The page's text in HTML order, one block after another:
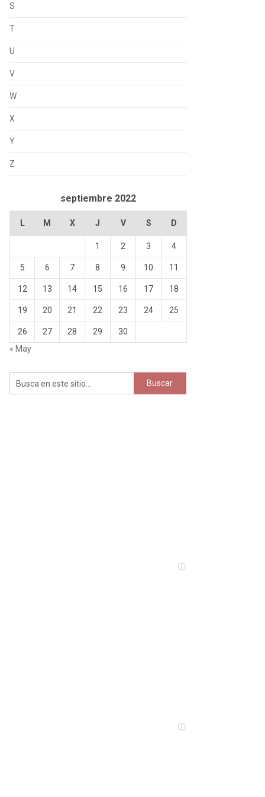
S
T
U
V
W
X
Y
Z
septiembre 2022
L M X J V S D
1 2 3 4
5 6 7 8 9 10 11
12 13 14 15 16 17 18
19 20 21 22 23 24 25
26 27 28 29
30
« May